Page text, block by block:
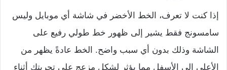
إذا كنت لا تعرف، الخط الأخضر في شاشة أي موبايل وليس
سامسونج فقط يشير إلى ظهور خط طولي رفيع على
الشاشة وذلك بدون أي سبب واضح. الخط عادةً يظهر من
الأعلى إلى الأسفل مما يؤثر لشكل مزعج على تجربتك أثناء